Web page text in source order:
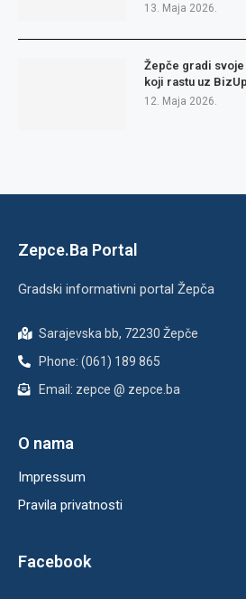
13. Maja 2026.
Žepče gradi
koji rastu uz
12. Maja 2026.
Zepce.Ba Portal
Gradski informativni portal Žepča
Sarajevska bb, 72230 Žepče
Phone: (061) 189 865
Email: zepce @ zepce.ba
O nama
Impressum
Pravila privatnosti
Facebook